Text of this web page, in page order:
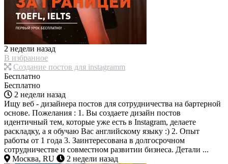
2 недели назад
В избранное
Создание постов для instagramm
Бесплатно
Бесплатно
2 недели назад
Ищу веб - дизайнера постов для сотрудничества на бартерной
основе. Пожелания : 1. Вы создаете дизайн постов
идентичный тем, которые уже есть в Instagram, делаете
раскладку, а я обучаю Вас английскому языку :) 2. Опыт
работы от 1 года 3. Заинтересована в долгосрочном
сотрудничестве и совместном развитии бизнеса. Детали ...
Москва, RU
2 недели назад